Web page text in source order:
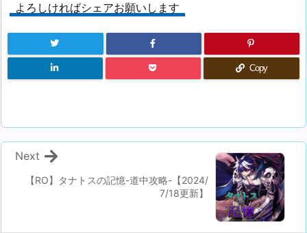
よろしければシェアお願いします
Copy
【RO】タナトスの記憶-道中攻略-【2024/
7/18更新】
Next